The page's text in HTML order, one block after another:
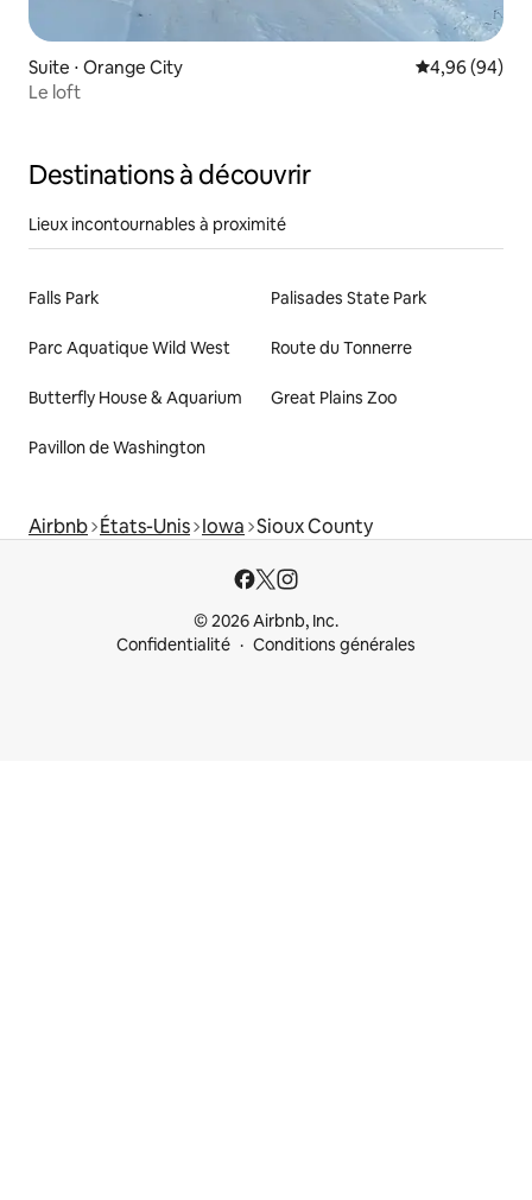
Suite ⋅ Orange City Évaluation
4,96 (94)
Le loft
Destinations à découvrir
Lieux incontournables à proximité
Falls Park Palisades State Park
Parc Aquatique Wild West Route du Tonnerre
Butterfly House & Aquarium Great Plains Zoo
Pavillon de Washington
Airbnb États-Unis Iowa Sioux County
© 2026 Airbnb, Inc.
Confidentialité
Conditions générales